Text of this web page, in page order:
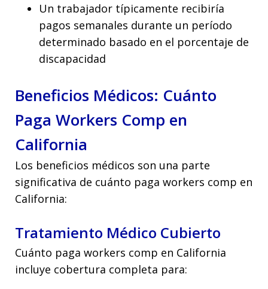
Un trabajador típicamente recibiría
pagos semanales durante un período
determinado basado en el porcentaje de
discapacidad
Beneficios Médicos: Cuánto
Paga Workers Comp en
California
Los beneficios médicos son una parte
significativa de cuánto paga workers comp en
California:
Tratamiento Médico Cubierto
Cuánto paga workers comp en California
incluye cobertura completa para: